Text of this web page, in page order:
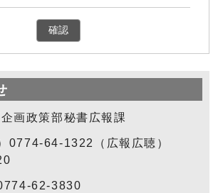
確認
画政策部秘書広報課
0774-64-1322（広報広聴）
62-3830